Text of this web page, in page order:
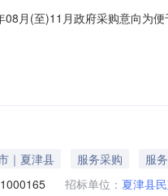
08月(至)11月政府采购意向为
项目对全县养老从业人员进
｜夏津县 服务采购
服务
招标单位： 夏津县